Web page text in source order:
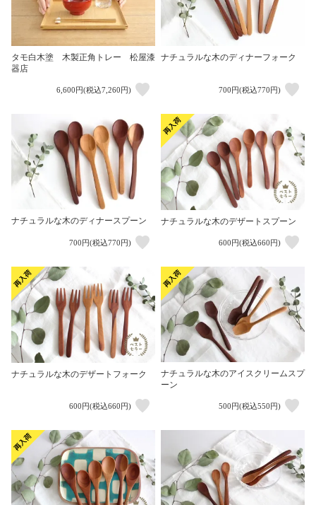
タモ白木塗 木製正角トレー 松屋漆
器店
6,600円(税込7,260円)
ナチュラルな木のディナーフォーク
700円(税込770円)
ナチュラルな木のディナースプーン
700円(税込770円)
ナチュラルな木のデザートスプーン
600円(税込660円)
ナチュラルな木のデザートフォーク
600円(税込660円)
ナチュラルな木のアイスクリームスプ
ーン
500円(税込550円)